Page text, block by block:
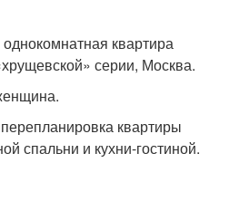
квартира
серии, Москва.
квартиры
спальни и кухни-гостиной.